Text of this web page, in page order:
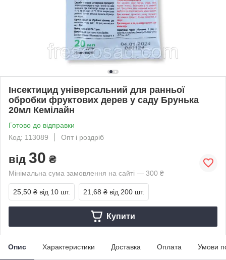
Інсектицид універсальний для ранньої
обробки фруктових дерев у саду Брунька
20мл Кемілайн
Готово до відправки
Код: 113089
Опт і роздріб
від 30 ₴
Мінімальна сума замовлення на сайті — 300 ₴
25,50 ₴ від 10 шт. 21,68 ₴ від 200 шт.
Купити
Опис Характеристики Доставка Оплата Умови